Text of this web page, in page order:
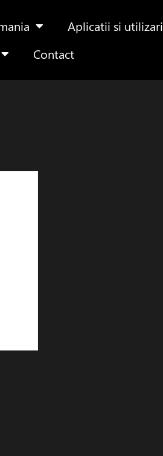
Aplicatii si utilizari
Contact